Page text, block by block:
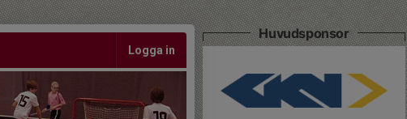
Logga in
Huvudsponsor